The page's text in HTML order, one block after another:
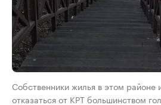
Собственники жилья в этом районе
отказаться от КРТ большинством